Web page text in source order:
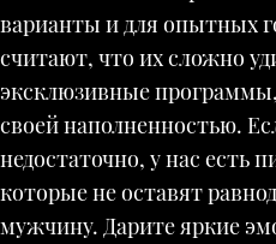
варианты и для опытных
считают, что их сложно
эксклюзивные
своей наполненностью.
недостаточно, у нас есть
которые не оставят
мужчину. Дарите яркие